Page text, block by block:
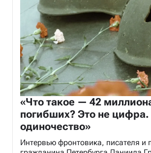
«Что такое — 42
погибших? Это не цифра.
одиночество»
Интервью фронтовика, писателя и